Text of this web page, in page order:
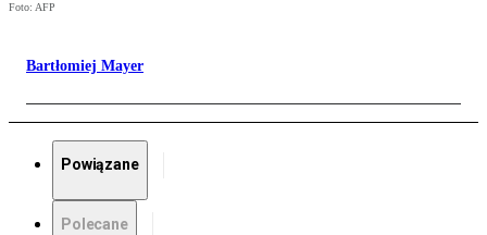
Foto: AFP
Bartłomiej Mayer
Powiązane
Polecane